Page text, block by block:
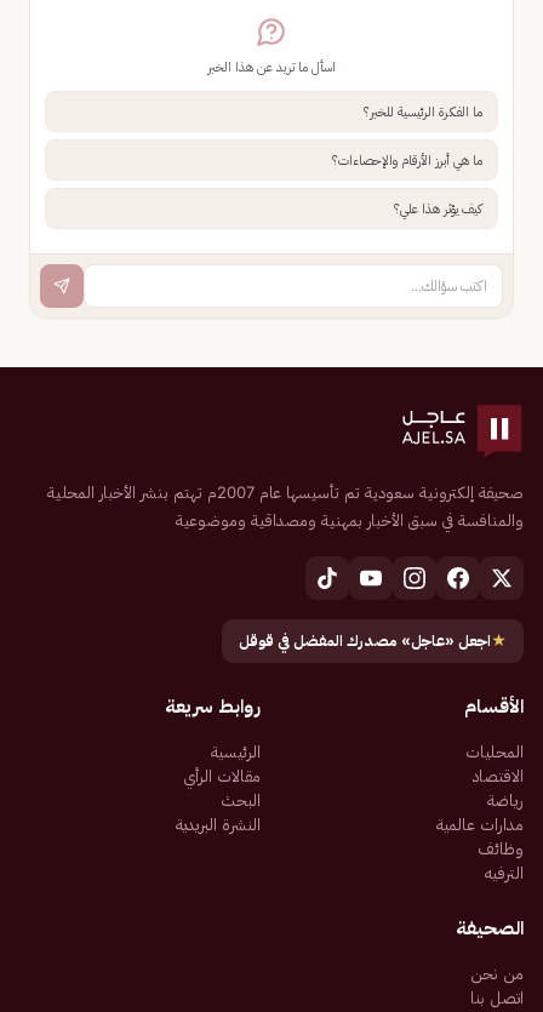
اسأل ما تريد عن هذا الخبر
ما الفكرة الرئيسية للخبر؟
ما هي أبرز الأرقام والإحصاءات؟
كيف يؤثر هذا علي؟
صحيفة إلكترونية سعودية تم تأسيسها عام 2007م تهتم بنشر الأخبار المحلية
والمنافسة في سبق الأخبار بمهنية ومصداقية وموضوعية
★اجعل «عاجل» مصدرك المفضل في قوقل
الأقسام
المحليات
الاقتصاد
رياضة
مدارات عالمية
وظائف
الترفيه
روابط سريعة
الرئيسية
مقالات الرأي
البحث
النشرة البريدية
الصحيفة
من نحن
اتصل بنا